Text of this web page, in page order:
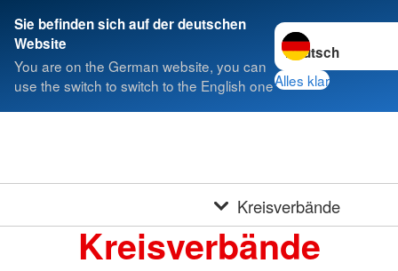
Sie befinden sich auf der deutschen
Website
You are on the German website, you can
use the switch to switch to the English one
Sprache wechseln
Alles klar
Kreisverbände
Kreisverbände